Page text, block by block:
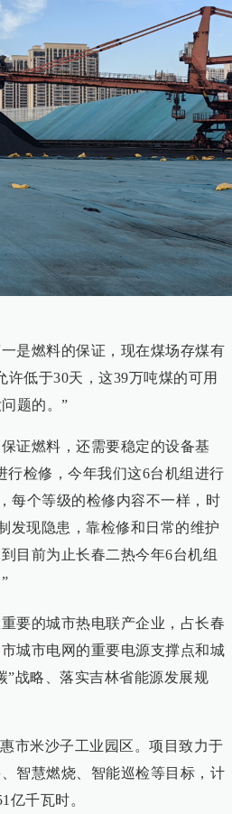
是燃料的保证，现在煤场存煤有
低于30天，这39万吨煤的可用
题的。”
证燃料，还需要稳定的设备基
行检修，今年我们这6台机组进行
每个等级的检修内容不一样，时
发现隐患，靠检修和日常的维护
目前为止长春二热今年6台机组
要的城市热电联产企业，占长春
城市电网的重要电源支撑点和城
”战略、落实吉林省能源发展规
市米沙子工业园区。项目致力于
智慧燃烧、智能巡检等目标，计
亿千瓦时。